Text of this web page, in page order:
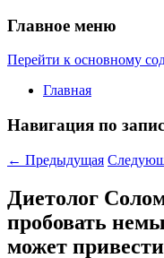
Главное меню
Перейти к основному
Главная
Навигация по
← Предыдущая
Диетолог
пробовать
может